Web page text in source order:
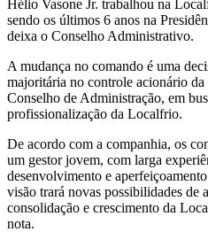
Hélio Vasone Jr. trabalhou na
sendo os últimos 6 anos na
deixa o Conselho Administrativo.
A mudança no comando é uma
majoritária no controle acionário
Conselho de Administração, em
profissionalização da Localfrio.
De acordo com a companhia, os
um gestor jovem, com larga
desenvolvimento e
visão trará novas possibilidades de
consolidação e crescimento da
nota.